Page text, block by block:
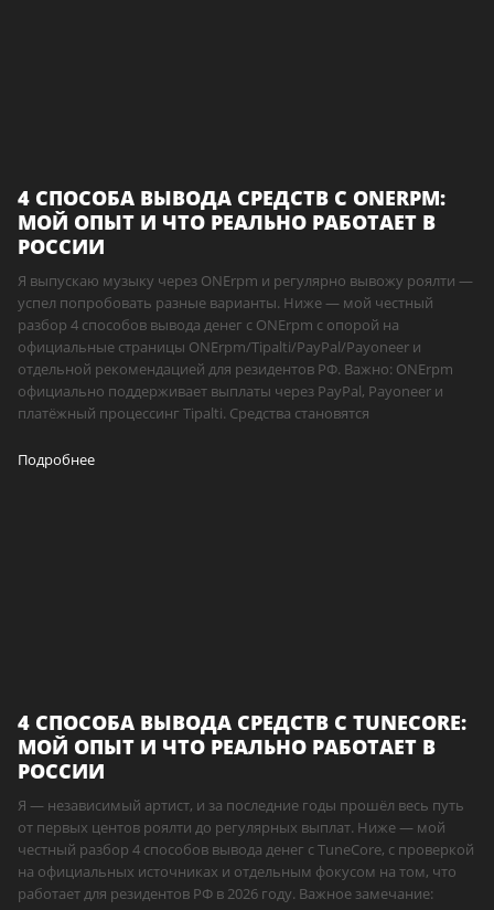
4 СПОСОБА ВЫВОДА СРЕДСТВ С ONERPM:
МОЙ ОПЫТ И ЧТО РЕАЛЬНО РАБОТАЕТ В
РОССИИ
Я выпускаю музыку через ONErpm и регулярно вывожу роялти —
успел попробовать разные варианты. Ниже — мой честный
разбор 4 способов вывода денег с ONErpm с опорой на
официальные страницы ONErpm/Tipalti/PayPal/Payoneer и
отдельной рекомендацией для резидентов РФ. Важно: ONErpm
официально поддерживает выплаты через PayPal, Payoneer и
платёжный процессинг Tipalti. Средства становятся
Подробнее
4 СПОСОБА ВЫВОДА СРЕДСТВ С TUNECORE:
МОЙ ОПЫТ И ЧТО РЕАЛЬНО РАБОТАЕТ В
РОССИИ
Я — независимый артист, и за последние годы прошёл весь путь
от первых центов роялти до регулярных выплат. Ниже — мой
честный разбор 4 способов вывода денег с TuneCore, с проверкой
на официальных источниках и отдельным фокусом на том, что
работает для резидентов РФ в 2026 году. Важное замечание: